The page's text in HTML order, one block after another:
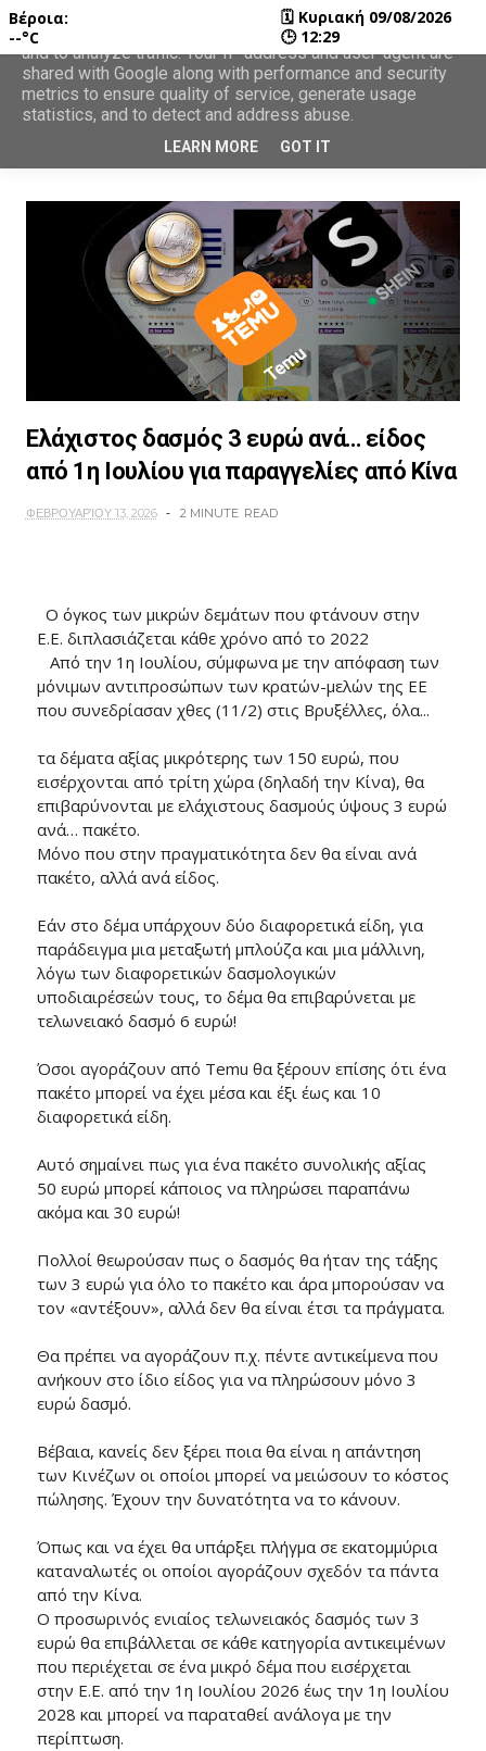
Ελάχιστος δασμός 3 ευρώ ανά… είδος
από 1η Ιουλίου για παραγγελίες από Κίνα
ΦΕΒΡΟΥΑΡΊΟΥ 13, 2026 2 MINUTE READ
Ο όγκος των μικρών δεμάτων που φτάνουν στην
Ε.Ε. διπλασιάζεται κάθε χρόνο από το 2022
Από την 1η Ιουλίου, σύμφωνα με την απόφαση των
μόνιμων αντιπροσώπων των κρατών-μελών της ΕΕ
που συνεδρίασαν χθες (11/2) στις Βρυξέλλες, όλα...
τα δέματα αξίας μικρότερης των 150 ευρώ, που
εισέρχονται από τρίτη χώρα (δηλαδή την Κίνα), θα
επιβαρύνονται με ελάχιστους δασμούς ύψους 3 ευρώ
ανά… πακέτο.
Μόνο που στην πραγματικότητα δεν θα είναι ανά
πακέτο, αλλά ανά είδος.
Εάν στο δέμα υπάρχουν δύο διαφορετικά είδη, για
παράδειγμα μια μεταξωτή μπλούζα και μια μάλλινη,
λόγω των διαφορετικών δασμολογικών
υποδιαιρέσεών τους, το δέμα θα επιβαρύνεται με
τελωνειακό δασμό 6 ευρώ!
Όσοι αγοράζουν από Temu θα ξέρουν επίσης ότι ένα
πακέτο μπορεί να έχει μέσα και έξι έως και 10
διαφορετικά είδη.
Αυτό σημαίνει πως για ένα πακέτο συνολικής αξίας
50 ευρώ μπορεί κάποιος να πληρώσει παραπάνω
ακόμα και 30 ευρώ!
Πολλοί θεωρούσαν πως ο δασμός θα ήταν της τάξης
των 3 ευρώ για όλο το πακέτο και άρα μπορούσαν να
τον «αντέξουν», αλλά δεν θα είναι έτσι τα πράγματα.
Θα πρέπει να αγοράζουν π.χ. πέντε αντικείμενα που
ανήκουν στο ίδιο είδος για να πληρώσουν μόνο 3
ευρώ δασμό.
Βέβαια, κανείς δεν ξέρει ποια θα είναι η απάντηση
των Κινέζων οι οποίοι μπορεί να μειώσουν το κόστος
πώλησης. Έχουν την δυνατότητα να το κάνουν.
Όπως και να έχει θα υπάρξει πλήγμα σε εκατομμύρια
καταναλωτές οι οποίοι αγοράζουν σχεδόν τα πάντα
από την Κίνα.
Ο προσωρινός ενιαίος τελωνειακός δασμός των 3
ευρώ θα επιβάλλεται σε κάθε κατηγορία αντικειμένων
που περιέχεται σε ένα μικρό δέμα που εισέρχεται
στην Ε.Ε. από την 1η Ιουλίου 2026 έως την 1η Ιουλίου
2028 και μπορεί να παραταθεί ανάλογα με την
περίπτωση.
Βέροια:
--°C
🗓 Κυριακή 09/08/2026
🕒 12:29
This site uses cookies from Google to deliver its services
and to analyze traffic. Your IP address and user-agent are
shared with Google along with performance and security
metrics to ensure quality of service, generate usage
statistics, and to detect and address abuse.
LEARN MORE GOT IT